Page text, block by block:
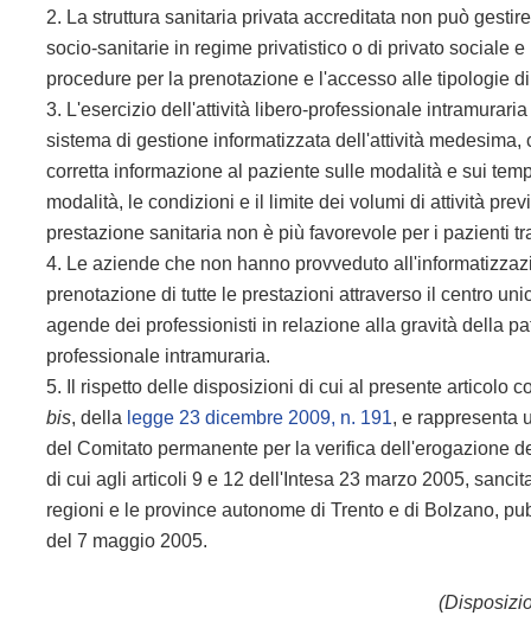
2. La struttura sanitaria privata accreditata non può
socio-sanitarie in regime privatistico o di privato sociale
procedure per la prenotazione e l'accesso alle tipologie
3. L'esercizio dell'attività libero-professionale
sistema di gestione informatizzata dell'attività
corretta informazione al paziente sulle modalità e sui
modalità, le condizioni e il limite dei volumi di attività
prestazione sanitaria non è più favorevole per i pazienti
4. Le aziende che non hanno provveduto
prenotazione di tutte le prestazioni attraverso il centro
agende dei professionisti in relazione alla gravità della
professionale intramuraria.
5. Il rispetto delle disposizioni di cui al presente articolo
bis, della legge 23 dicembre 2009, n. 191, e rappresenta
del Comitato permanente per la verifica dell'erogazione
di cui agli articoli 9 e 12 dell'Intesa 23 marzo 2005,
regioni e le province autonome di Trento e di Bolzano,
del 7 maggio 2005.